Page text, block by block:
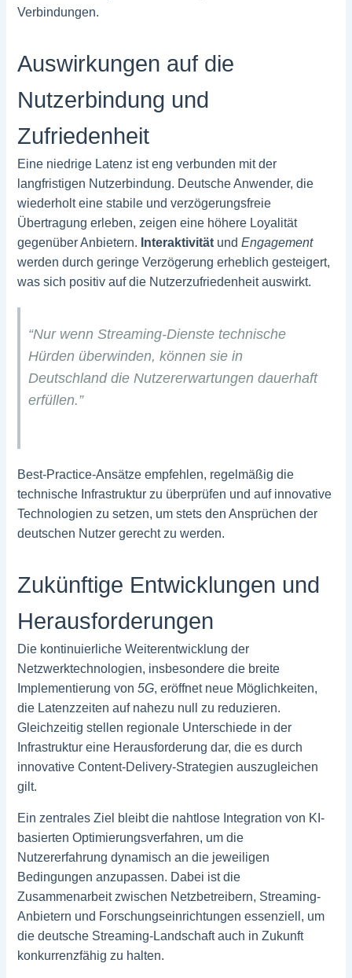
Verbindungen.
Auswirkungen auf die
Nutzerbindung und
Zufriedenheit
Eine niedrige Latenz ist eng verbunden mit der
langfristigen Nutzerbindung. Deutsche Anwender, die
wiederholt eine stabile und verzögerungsfreie
Übertragung erleben, zeigen eine höhere Loyalität
gegenüber Anbietern. Interaktivität undEngagement
werden durch geringe Verzögerung erheblich gesteigert,
was sich positiv auf die Nutzerzufriedenheit auswirkt.
“Nur wenn Streaming-Dienste technische
Hürden überwinden, können sie in
Deutschland die Nutzererwartungen dauerhaft
erfüllen.”
Best-Practice-Ansätze empfehlen, regelmäßig die
technische Infrastruktur zu überprüfen und auf innovative
Technologien zu setzen, um stets den Ansprüchen der
deutschen Nutzer gerecht zu werden.
Zukünftige Entwicklungen und
Herausforderungen
Die kontinuierliche Weiterentwicklung der
Netzwerktechnologien, insbesondere die breite
Implementierung von5G, eröffnet neue Möglichkeiten,
die Latenzzeiten auf nahezu null zu reduzieren.
Gleichzeitig stellen regionale Unterschiede in der
Infrastruktur eine Herausforderung dar, die es durch
innovative Content-Delivery-Strategien auszugleichen
gilt.
Ein zentrales Ziel bleibt die nahtlose Integration von KI-
basierten Optimierungsverfahren, um die
Nutzererfahrung dynamisch an die jeweiligen
Bedingungen anzupassen. Dabei ist die
Zusammenarbeit zwischen Netzbetreibern, Streaming-
Anbietern und Forschungseinrichtungen essenziell, um
die deutsche Streaming-Landschaft auch in Zukunft
konkurrenzfähig zu halten.